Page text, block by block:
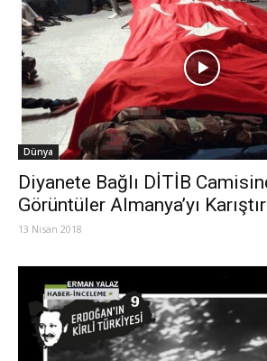
Dünya
Diyanete Bağlı DİTİB
Görüntüler Almanya’yı
13 Nisan 2018